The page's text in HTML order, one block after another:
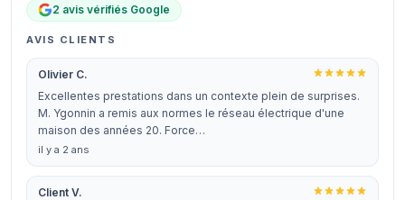
2 avis vérifiés Google
AVIS CLIENTS
Olivier C.
Excellentes prestations dans un contexte plein de surprises.
M. Ygonnin a remis aux normes le réseau électrique d'une
maison des années 20. Force…
il y a 2 ans
Client V.